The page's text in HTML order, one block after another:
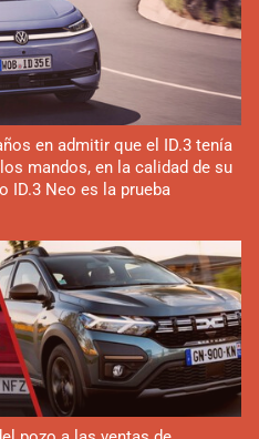
en admitir que el ID.3 tenía
mandos, en la calidad de su
ID.3 Neo es la prueba